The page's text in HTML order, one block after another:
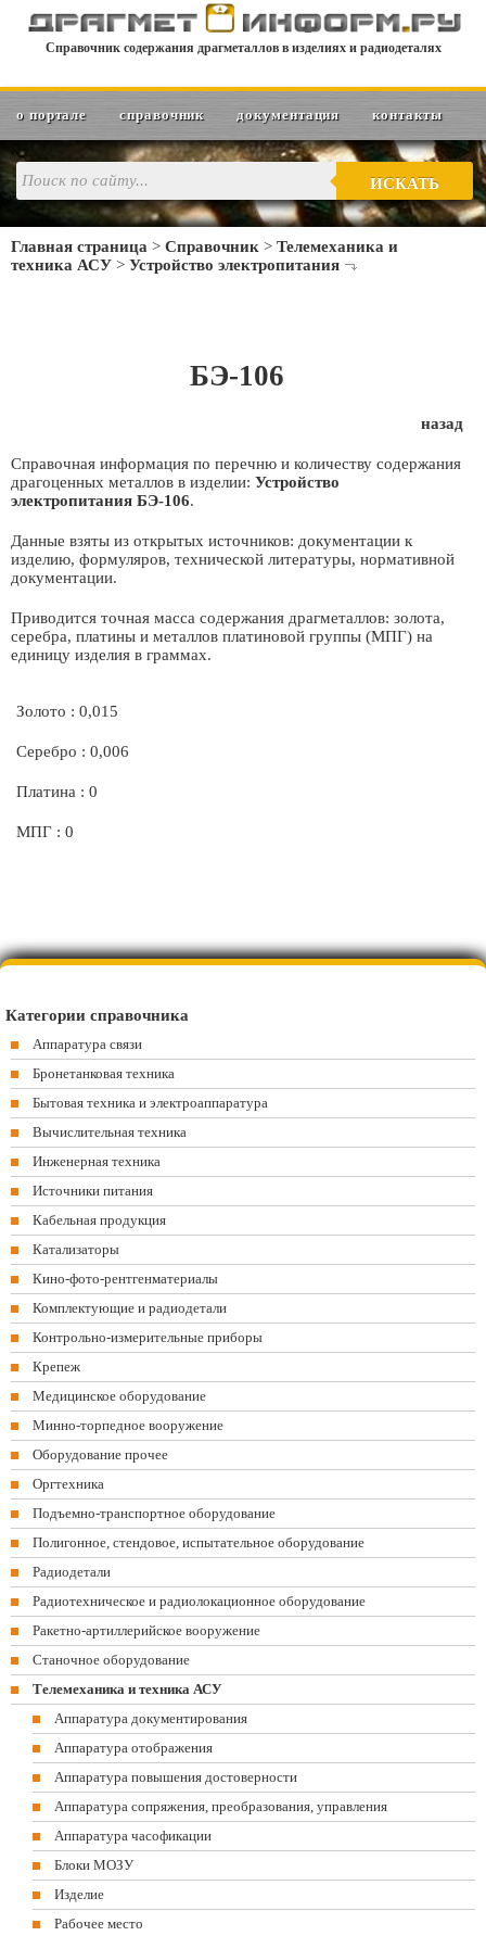
Справочник содержания драгметаллов в изделиях и радиодеталях
о портале справочник документация контакты
ИСКАТЬ
Главная страница > Справочник > Телемеханика и
техника АСУ > Устройство электропитания
БЭ-106
назад
Справочная информация по перечню и количеству содержания
драгоценных металлов в изделии: Устройство
электропитания БЭ-106.
Данные взяты из открытых источников: документации к
изделию, формуляров, технической литературы, нормативной
документации.
Приводится точная масса содержания драгметаллов: золота,
серебра, платины и металлов платиновой группы (МПГ) на
единицу изделия в граммах.
Золото : 0,015
Серебро : 0,006
Платина : 0
МПГ : 0
Категории справочника
Аппаратура связи
Бронетанковая техника
Бытовая техника и электроаппаратура
Вычислительная техника
Инженерная техника
Источники питания
Кабельная продукция
Катализаторы
Кино-фото-рентгенматериалы
Комплектующие и радиодетали
Контрольно-измерительные приборы
Крепеж
Медицинское оборудование
Минно-торпедное вооружение
Оборудование прочее
Оргтехника
Подъемно-транспортное оборудование
Полигонное, стендовое, испытательное оборудование
Радиодетали
Радиотехническое и радиолокационное оборудование
Ракетно-артиллерийское вооружение
Станочное оборудование
Телемеханика и техника АСУ
Аппаратура документирования
Аппаратура отображения
Аппаратура повышения достоверности
Аппаратура сопряжения, преобразования, управления
Аппаратура часофикации
Блоки МОЗУ
Изделие
Рабочее место